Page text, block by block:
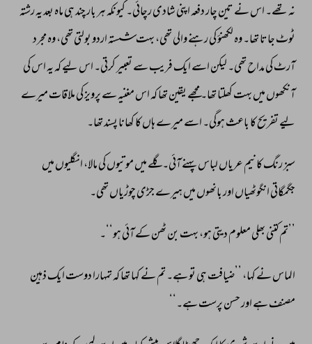
نہ تھے۔ اس نے تین چار دفعہ اپنی شادی رچائی۔ کیونکہ ہر بار چند ہی ماہ بعد یہ رشتہ
ٹوٹ جاتا تھا۔ وہ لکھنؤ کی رہنے والی تھی، بہت شستہ اردو بولتی تھی، وہ مجرد
آرٹ کی مداح تھی۔ لیکن اسے ایک فریب سے تعبیر کرتی۔ اس لیے کہ یہ اس کی
آنکھوں میں بہت کھلتا تھا۔ مجھے یقین تھا کہ اس مغنیہ سے پرویز کی ملاقات میرے
لیے تفریح کا باعث ہوگی۔ اسے میرے ہاں کا کھانا پسند تھا۔
سبز رنگ کا نیم عریاں لباس پہنے آئی۔ گلے میں موتیوں کی مالا، انگلیوں میں
جگمگاتی انگوٹھیاں اور بانھوں میں ہیرے جڑی چوڑیاں تھی۔
’’تم کتنی بھلی معلوم دیتی ہو، بہت بن ٹھن کے آئی ہو‘‘۔
الماس نے کہا، ’’ضیافت ہی تو ہے۔ تم نے کہا تھا کہ تمہارا دوست ایک ذہین
مصنف ہے اور حسن پرست ہے۔‘‘